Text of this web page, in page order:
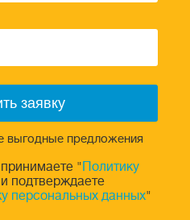
выгодные предложения
" Политику
подтверждаете
персональных данных"